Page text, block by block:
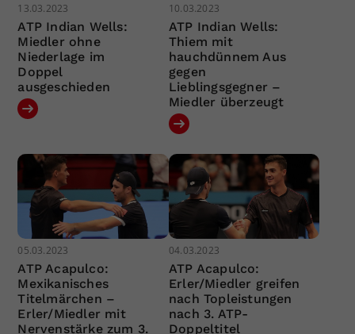
13.03.2023
ATP Indian Wells:
Miedler ohne
Niederlage im
Doppel
ausgeschieden
10.03.2023
ATP Indian Wells:
Thiem mit
hauchdünnem Aus
gegen
Lieblingsgegner –
Miedler überzeugt
05.03.2023
ATP Acapulco:
Mexikanisches
Titelmärchen –
Erler/Miedler mit
Nervenstärke zum 3.
04.03.2023
ATP Acapulco:
Erler/Miedler greifen
nach Topleistungen
nach 3. ATP-
Doppeltitel